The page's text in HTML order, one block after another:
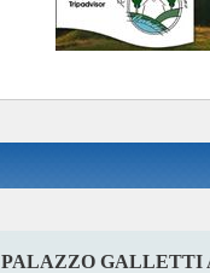
PALAZZO GALLETTI